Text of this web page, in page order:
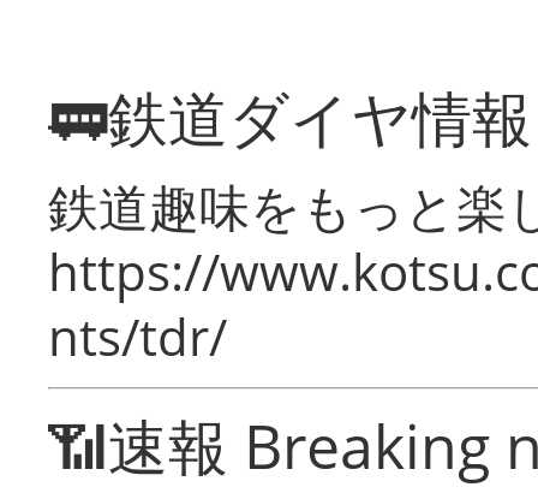
🚃鉄道ダイヤ情
鉄道趣味をもっと楽
https://
nts/tdr/
📶速報 Breaking